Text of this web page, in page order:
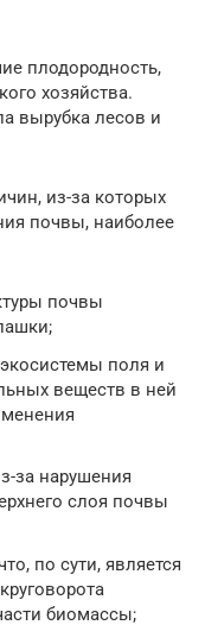
плодородность,
хозяйства.
вырубка лесов и
из-за которых
почвы, наиболее
почвы
поля и
веществ в ней
за нарушения
слоя почвы
по сути, является
биомассы;